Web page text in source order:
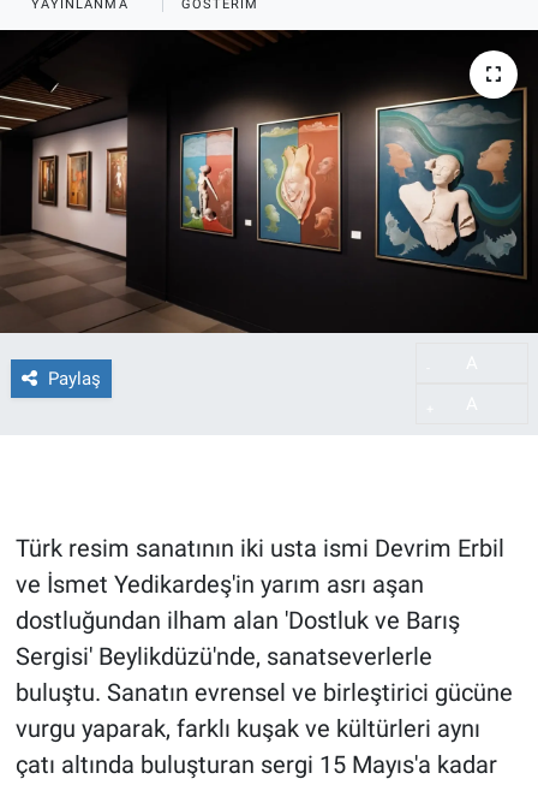
YAYINLANMA GÖSTERIM
Paylaş
Türk resim sanatının iki usta ismi Devrim Erbil
ve İsmet Yedikardeş'in yarım asrı aşan
dostluğundan ilham alan 'Dostluk ve Barış
Sergisi' Beylikdüzü'nde, sanatseverlerle
buluştu. Sanatın evrensel ve birleştirici gücüne
vurgu yaparak, farklı kuşak ve kültürleri aynı
çatı altında buluşturan sergi 15 Mayıs'a kadar
Son Dakika Haberleri
Haber Arşivi